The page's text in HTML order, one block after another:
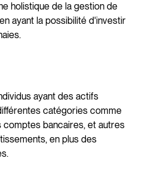
holistique de la gestion de
ayant la possibilité d'investir
ayant des actifs
catégories comme
comptes bancaires, et autres
en plus des